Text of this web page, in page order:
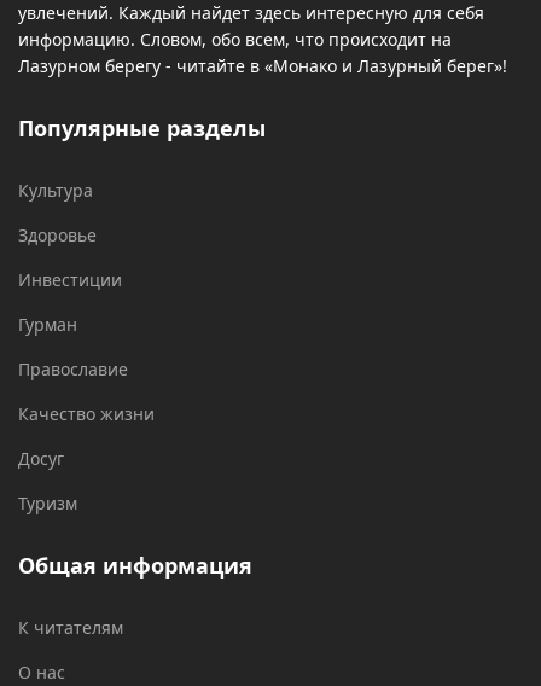
увлечений. Каждый найдет здесь интересную для себя
информацию. Словом, обо всем, что происходит на
Лазурном берегу - читайте в «Монако и Лазурный берег»!
Популярные разделы
Культура
Здоровье
Инвестиции
Гурман
Православие
Качество жизни
Досуг
Туризм
Общая информация
К читателям
О нас